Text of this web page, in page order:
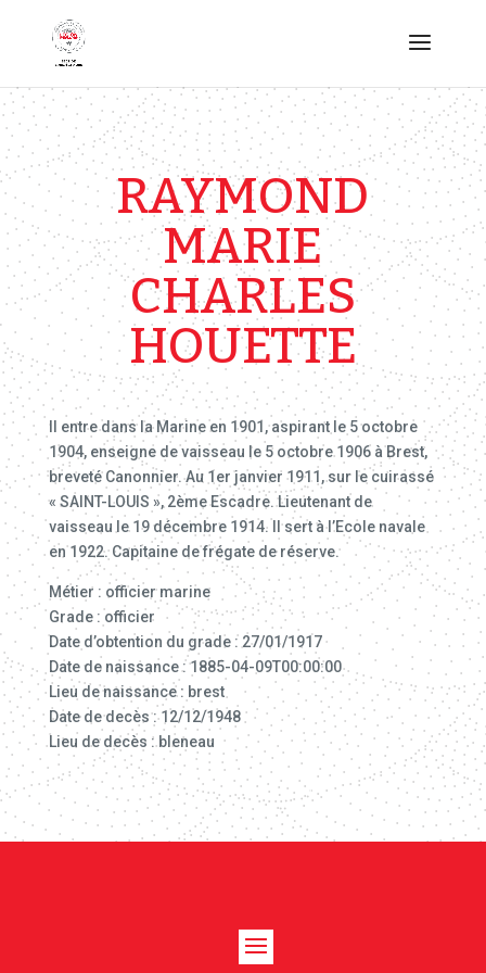
RAYMOND
MARIE
CHARLES
HOUETTE
Il entre dans la Marine en 1901, aspirant le 5 octobre
1904, enseigne de vaisseau le 5 octobre 1906 à Brest,
breveté Canonnier. Au 1er janvier 1911, sur le cuirassé
« SAINT-LOUIS », 2ème Escadre. Lieutenant de
vaisseau le 19 décembre 1914. Il sert à l’Ecole navale
en 1922. Capitaine de frégate de réserve.
Métier : officier marine
Grade : officier
Date d’obtention du grade : 27/01/1917
Date de naissance : 1885-04-09T00:00:00
Lieu de naissance : brest
Date de decès : 12/12/1948
Lieu de decès : bleneau